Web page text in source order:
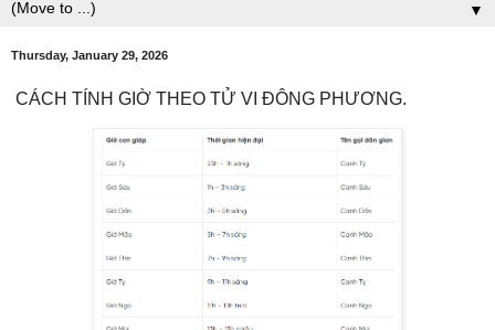
▼
Thursday, January 29, 2026
CÁCH TÍNH GIỜ THEO TỬ VI ĐÔNG PHƯƠNG.